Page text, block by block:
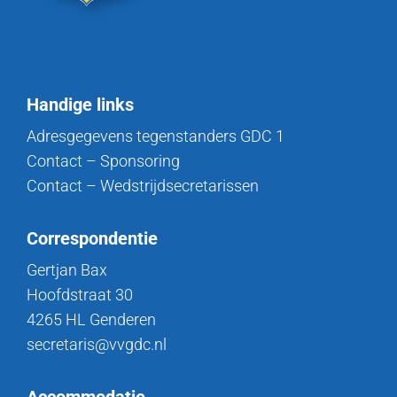
Handige links
Adresgegevens tegenstanders GDC 1
Contact – Sponsoring
Contact – Wedstrijdsecretarissen
Correspondentie
Gertjan Bax
Hoofdstraat 30
4265 HL Genderen
secretaris@vvgdc.nl